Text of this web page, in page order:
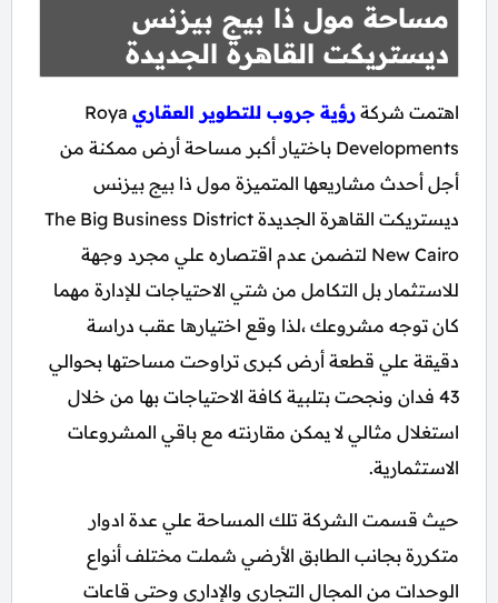
مساحة مول ذا بيج بيزنس
ديستريكت القاهرة الجديدة
اهتمت شركة رؤية جروب للتطوير العقاري Roya
Developments باختيار أكبر مساحة أرض ممكنة من
أجل أحدث مشاريعها المتميزة مول ذا بيج بيزنس
ديستريكت القاهرة الجديدة The Big Business District
New Cairo لتضمن عدم اقتصاره علي مجرد وجهة
للاستثمار بل التكامل من شتي الاحتياجات للإدارة مهما
كان توجه مشروعك ،لذا وقع اختيارها عقب دراسة
دقيقة علي قطعة أرض كبرى تراوحت مساحتها بحوالي
43 فدان ونجحت بتلبية كافة الاحتياجات بها من خلال
استغلال مثالي لا يمكن مقارنته مع باقي المشروعات
الاستثمارية.
حيث قسمت الشركة تلك المساحة علي عدة ادوار
متكررة بجانب الطابق الأرضي شملت مختلف أنواع
الوحدات من المجال التجاري والإداري وحتي قاعات